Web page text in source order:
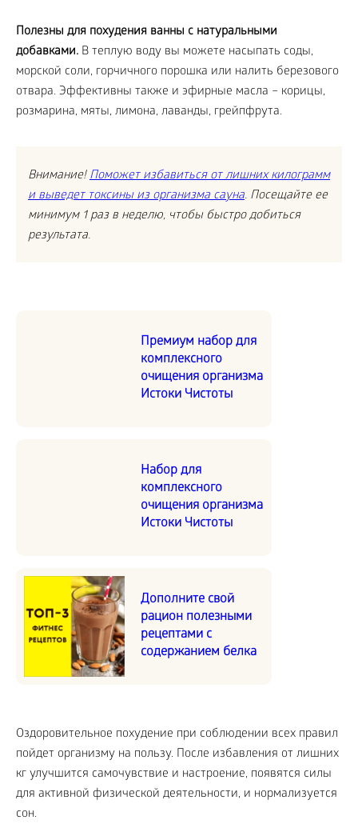
Полезны для похудения ванны с натуральными
добавками. В теплую воду вы можете насыпать соды,
морской соли, горчичного порошка или налить березового
отвара. Эффективны также и эфирные масла – корицы,
розмарина, мяты, лимона, лаванды, грейпфрута.
Внимание!Поможет избавиться от лишних килограмм
и выведет токсины из организма сауна. Посещайте ее
минимум 1 раз в неделю, чтобы быстро добиться
результата.
Премиум набор для
комплексного
очищения организма
Истоки Чистоты
Набор для
комплексного
очищения организма
Истоки Чистоты
Дополните свой
рацион полезными
рецептами с
содержанием белка
Оздоровительное похудение при соблюдении всех правил
пойдет организму на пользу. После избавления от лишних
кг улучшится самочувствие и настроение, появятся силы
для активной физической деятельности, и нормализуется
сон.